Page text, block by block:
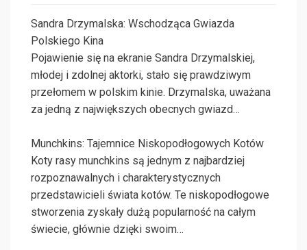
Sandra Drzymalska: Wschodząca Gwiazda
Polskiego Kina
Pojawienie się na ekranie Sandra Drzymalskiej,
młodej i zdolnej aktorki, stało się prawdziwym
przełomem w polskim kinie. Drzymalska, uważana
za jedną z największych obecnych gwiazd…
Munchkins: Tajemnice Niskopodłogowych Kotów
Koty rasy munchkins są jednym z najbardziej
rozpoznawalnych i charakterystycznych
przedstawicieli świata kotów. Te niskopodłogowe
stworzenia zyskały dużą popularność na całym
świecie, głównie dzięki swoim…